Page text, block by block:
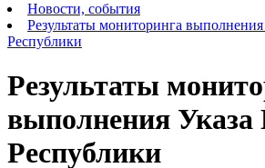
Новости, события
Результаты мониторинга
Республики
Результаты
выполнения Указа
Республики